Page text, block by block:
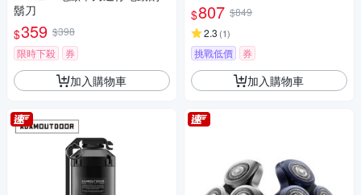
鬍刀
$359 $398
限時下殺
券
加入購物車
$807 $849
2.3 (1)
挑戰低價 券
加入購物車